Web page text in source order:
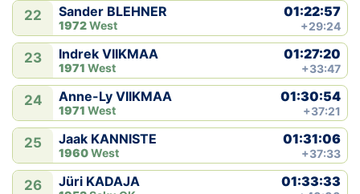
22 Sander BLEHNER
1972West
01:22:57
+29:24
23 Indrek VIIKMAA
1971 West
01:27:20
+33:47
24 Anne-Ly VIIKMAA
1971 West
01:30:54
+37:21
25 Jaak KANNISTE
1960West
01:31:06
+37:33
26 Jüri KADAJA 01:33:33